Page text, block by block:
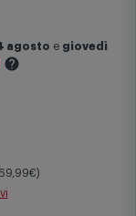
ultimi 30 giorni
agosto e giovedì
approssimativa
situazioni
nei periodi